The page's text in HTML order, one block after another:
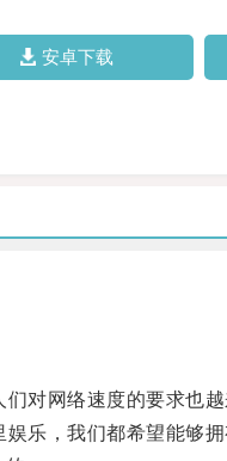
安卓下载
对网络速度的要求也越
，我们都希望能够拥